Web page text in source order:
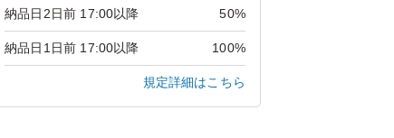
納品日2日前 17:00以降 50%
納品日1日前 17:00以降 100%
規定詳細はこちら